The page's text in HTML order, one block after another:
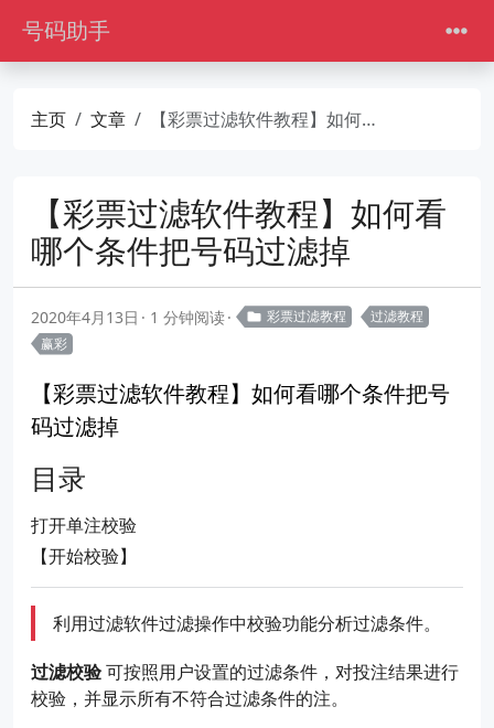
号码助手
主页 文章 【彩票过滤软件教程】如何看哪个条件把号码过滤掉
【彩票过滤软件教程】如何看
哪个条件把号码过滤掉
2020年4月13日 1 分钟阅读 彩票过滤教程
过滤教程
赢彩
【彩票过滤软件教程】如何看哪个条件把号
码过滤掉
目录
打开单注校验
【开始校验】
利用过滤软件过滤操作中校验功能分析过滤条件。
过滤校验可按照用户设置的过滤条件，对投注结果进行
校验，并显示所有不符合过滤条件的注。